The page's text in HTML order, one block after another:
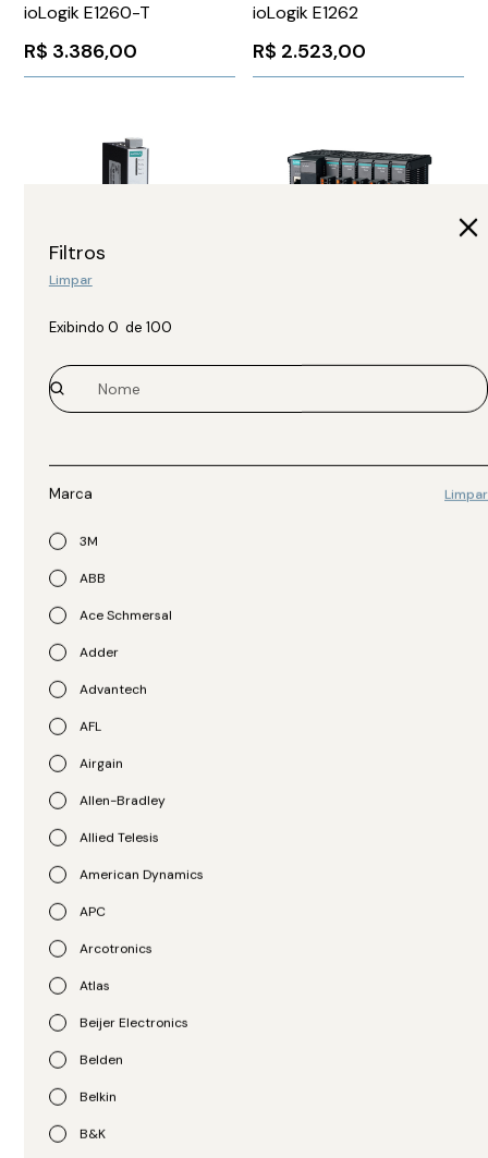
Filtros
Limpar
Exibindo 0 de 100
Marca Limpar
3M
ABB
Ace Schmersal
Adder
Advantech
AFL
Airgain
Allen-Bradley
Allied Telesis
American Dynamics
APC
Arcotronics
Atlas
Beijer Electronics
Belden
Belkin
B&K
ioLogik E1260-T
R$ 3.386,00
ioLogik E1262
R$ 2.523,00
ioLogik E1262-T
3.627,00
ioThinx 4510 ioThinx 4510
Moxa
E/S Remota ioThinx 4530
Series
4.428,00
Licença Ignition Edge
groov-LIC-EDGE groov-